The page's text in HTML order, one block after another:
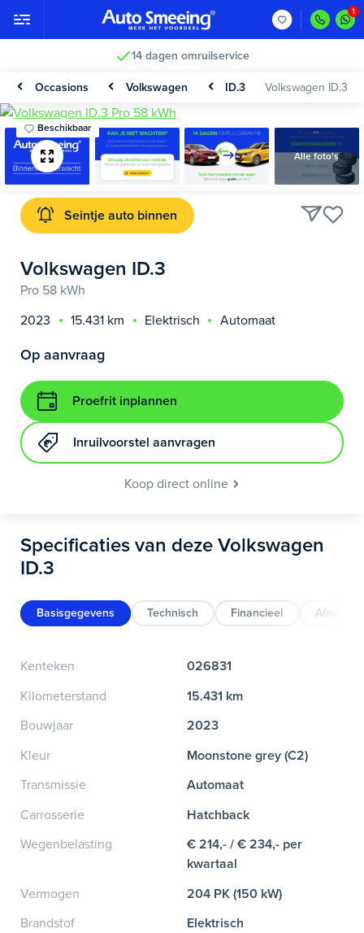
14 dagen omruilservice
Occasions Volkswagen ID.3 Volkswagen ID.3
Beschikbaar
Alle foto's
Seintje auto binnen
Volkswagen ID.3
Pro 58 kWh
2023
15.431 km Elektrisch Automaat
Op aanvraag
Proefrit inplannen
Inruilvoorstel aanvragen
Koop direct online
Specificaties van deze Volkswagen
ID.3
Basisgegevens Technisch Financieel
Kenteken
026831
Kilometerstand
15.431 km
Bouwjaar
2023
Kleur
Moonstone grey (C2)
Transmissie
Automaat
Carrosserie
Hatchback
Wegenbelasting
€ 214,- / € 234,- per
kwartaal
Vermogen
204 PK (150 kW)
Brandstof
Elektrisch